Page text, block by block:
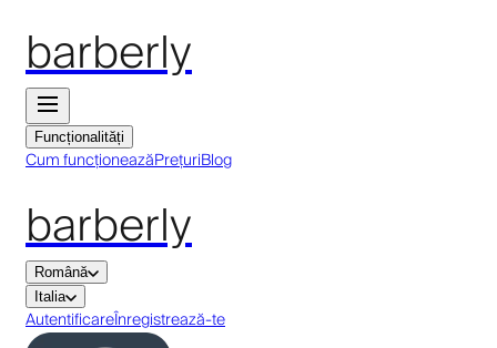
barberly
Funcționalități
Cum funcționeazăPrețuriBlog
barberly
Română
Italia
AutentificareÎnregistrează-te